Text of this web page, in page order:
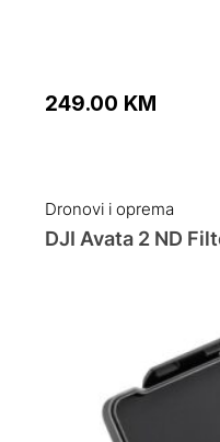
249.00 KM
Dronovi i oprema
DJI Avata 2 ND